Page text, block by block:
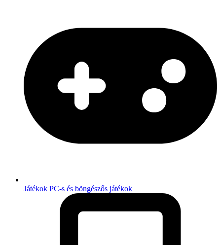
Játékok PC-s és böngészős játékok